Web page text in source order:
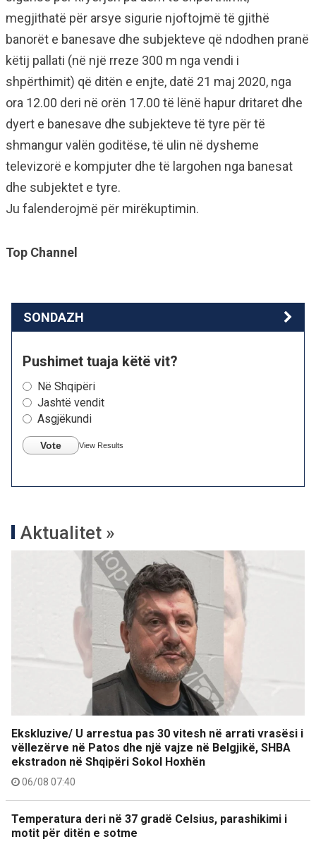
megjithatë për arsye sigurie njoftojmë të gjithë
banorët e banesave dhe subjekteve që ndodhen pranë
këtij pallati (në një rreze 300 m nga vendi i
shpërthimit) që ditën e enjte, datë 21 maj 2020, nga
ora 12.00 deri në orën 17.00 të lënë hapur dritaret dhe
dyert e banesave dhe subjekteve të tyre për të
shmangur valën goditëse, të ulin në dysheme
televizorë e kompjuter dhe të largohen nga banesat
dhe subjektet e tyre.
Ju falenderojmë për mirëkuptimin.
Top Channel
SONDAZH
Pushimet tuaja këtë vit?
Në Shqipëri
Jashtë vendit
Asgjëkundi
Vote View Results
Aktualitet »
Ekskluzive/ U arrestua pas 30 vitesh në arrati vrasësi i
vëllezërve në Patos dhe një vajze në Belgjikë, SHBA
ekstradon në Shqipëri Sokol Hoxhën
06/08 07:40
Temperatura deri në 37 gradë Celsius, parashikimi i
motit për ditën e sotme